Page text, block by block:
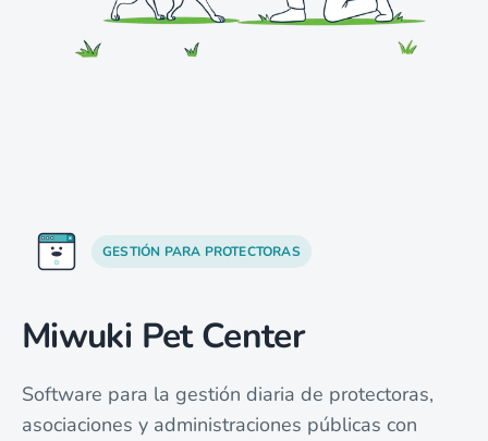
GESTIÓN PARA PROTECTORAS
Miwuki Pet Center
Software para la gestión diaria de protectoras,
asociaciones y administraciones públicas con